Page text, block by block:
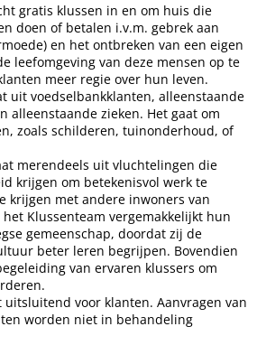
gratis klussen in en om huis die
doen of betalen i.v.m. gebrek aan
en het ontbreken van een eigen
leefomgeving van deze mensen op te
meer regie over hun leven.
uit voedselbankklanten, alleenstaande
alleenstaande zieken. Het gaat om
zoals schilderen, tuinonderhoud, of
merendeels uit vluchtelingen die
krijgen om betekenisvol werk te
krijgen met andere inwoners van
Klussenteam vergemakkelijkt hun
gemeenschap, doordat zij de
beter leren begrijpen. Bovendien
van ervaren klussers om
uitsluitend voor klanten. Aanvragen van
worden niet in behandeling